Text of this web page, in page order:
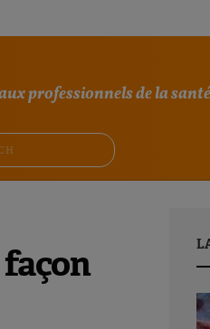
professionnels de la santé